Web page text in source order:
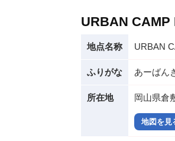
URBAN CAMP
地点名称 URBAN
ふりがな あーばん
所在地 岡山県倉
地図を見